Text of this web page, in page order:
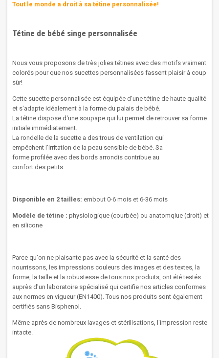
Tout le monde a droit à sa tétine personnalisée!
Tétine de bébé singe personnalisée
Nous vous proposons de très jolies tétines avec des motifs vraiment
colorés pour que nos sucettes personnalisées fassent plaisir à coup
sûr!
Cette sucette personnalisée est équipée d'une tétine de haute qualité
et s'adapte idéalement à la forme du palais de bébé.
Latétine dispose d'une soupape qui lui permet de retrouver sa forme
initiale immédiatement.
La rondelle de la sucette a des trous de ventilation qui
empêchent l'irritation de la peau sensible de bébé. Sa
forme profilée avec des bords arrondis contribue au
confort des petits.
Disponible en 2 tailles: embout 0-6 mois et 6-36 mois
Modèle de tétine : physiologique (courbée) ou anatomqiue (droit) et
en silicone
Parce qu'on ne plaisante pas avec la sécurité et la santé des
nourrissons, les impressions couleurs des images et des textes, la
forme, la taille et la robustesse de tous nos produits, ont été testés
auprès d'un laboratoire spécialisé qui certifie nos articles conformes
aux normes en vigueur (EN1400). Tous nos produits sont également
certifiés sans Bisphenol.
Même après de nombreux lavages et stérilisations, l'impression reste
intacte.